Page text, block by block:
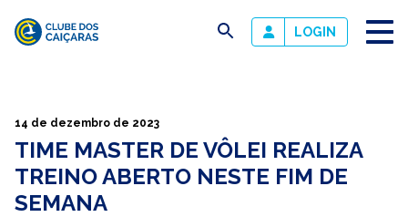
Caiçaras
busca LOGIN
14 de dezembro de 2023
TIME MASTER DE VÔLEI REALIZA
TREINO ABERTO NESTE FIM DE
SEMANA